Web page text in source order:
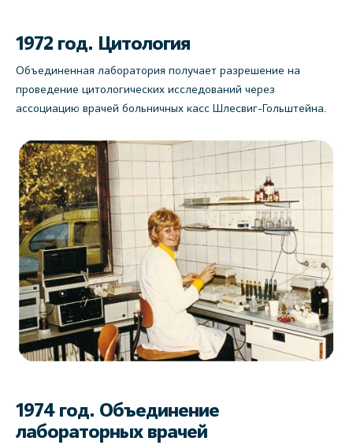
1972 год. Цитология
Объединенная лаборатория получает разрешение на
проведение цитологических исследований через
ассоциацию врачей больничных касс Шлесвиг-Гольштейна.
1974 год. Объединение
лабораторных врачей